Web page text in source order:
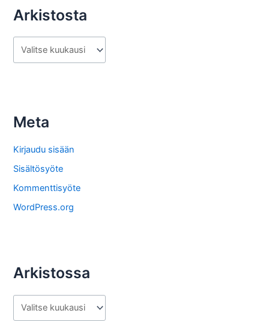
Arkistosta
r
s
o
s
t
a
Meta
Kirjaudu sisään
Sisältösyöte
Kommenttisyöte
WordPress.org
Arkistossa
r